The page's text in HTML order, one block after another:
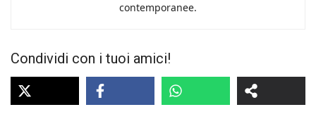
contemporanee.
Condividi con i tuoi amici!